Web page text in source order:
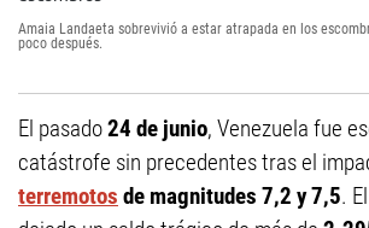
Amaia Landaeta sobrevivió a estar atrapada en los
poco después.
El pasado24 de junio, Venezuela fue
catástrofe sin precedentes tras el
terremotos de magnitudes 7,2 y 7,5.